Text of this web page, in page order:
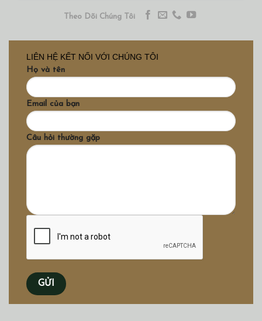
Theo Dõi Chúng Tôi
LIÊN HỆ KẾT NỐI VỚI CHÚNG TÔI
Họ và tên
Email của bạn
Câu hỏi thường gặp